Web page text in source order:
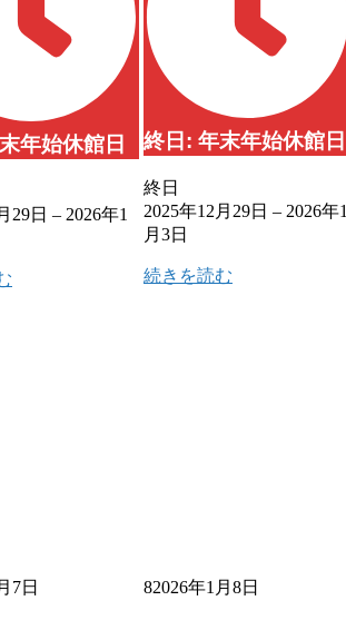
年始休館日
29日 – 2026年1
終日: 年末年始休館日
終日
2025年12月29日 – 2026年1
月3日
続きを読む
7日 82026年1月8日